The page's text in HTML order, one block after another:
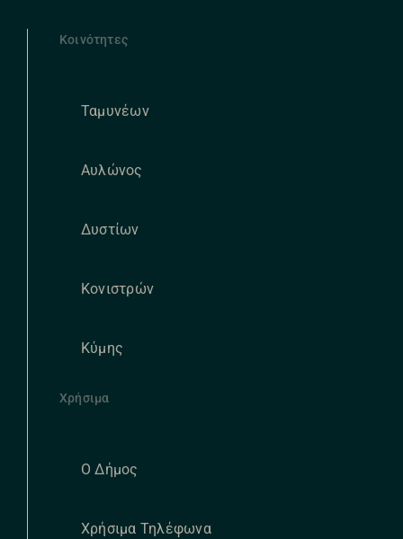
Κοινότητες
Ταμυνέων
Αυλώνος
Δυστίων
Κονιστρών
Κύμης
Χρήσιμα
Ο Δήμος
Χρήσιμα Τηλέφωνα